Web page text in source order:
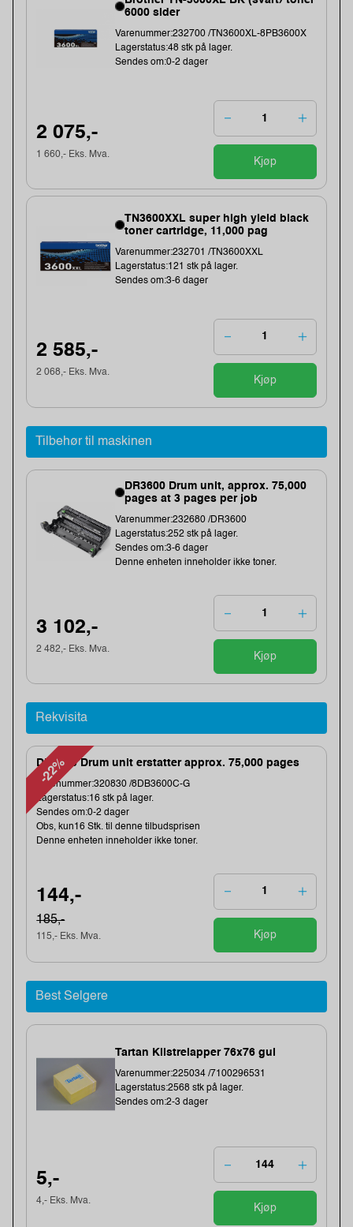
6000 sider
Varenummer:232700 /TN3600XL-8PB3600X
Lagerstatus:48 stk på lager.
Sendes om:0-2 dager
2 075,-
1 660,- Eks. Mva.
Kjøp
TN3600XXL super high yield black
toner cartridge, 11,000 pag
Varenummer:232701 /TN3600XXL
Lagerstatus:121 stk på lager.
Sendes om:3-6 dager
2 585,-
2 068,- Eks. Mva.
Kjøp
Tilbehør til maskinen
DR3600 Drum unit, approx. 75,000
pages at 3 pages per job
Varenummer:232680 /DR3600
Lagerstatus:252 stk på lager.
Sendes om:3-6 dager
Denne enheten inneholder ikke toner.
3 102,-
2 482,- Eks. Mva.
Kjøp
Rekvisita
-22%
DR3600 Drum unit erstatter approx. 75,000 pages
Varenummer:320830 /8DB3600C-G
Lagerstatus:16 stk på lager.
Sendes om:0-2 dager
Obs, kun16 Stk. til denne tilbudsprisen
Denne enheten inneholder ikke toner.
144,-
185,-
115,- Eks. Mva. Kjøp
Best Selgere
Tartan Klistrelapper 76x76 gul
Varenummer:225034 /7100296531
Lagerstatus:2568 stk på lager.
Sendes om:2-3 dager
5,-
4,- Eks. Mva.
Kjøp